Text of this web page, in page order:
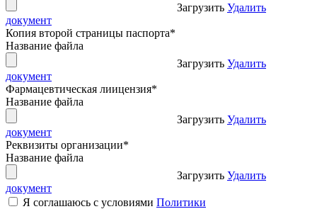
Загрузить Удалить
документ
Копия второй страницы паспорта*
Название файла
Загрузить Удалить
документ
Фармацевтическая лиицензия*
Название файла
Загрузить Удалить
документ
Реквизиты организации*
Название файла
Загрузить Удалить
документ
Я соглашаюсь с условиями Политики